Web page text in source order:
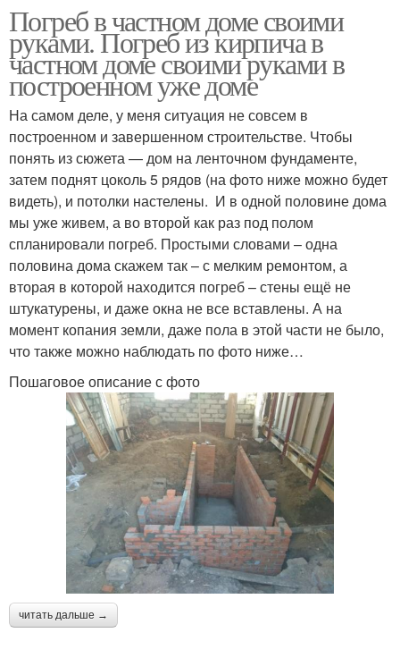
Погреб в частном доме своими
руками. Погреб из кирпича в
частном доме своими руками в
построенном уже доме
На самом деле, у меня ситуация не совсем в
построенном и завершенном строительстве. Чтобы
понять из сюжета — дом на ленточном фундаменте,
затем поднят цоколь 5 рядов (на фото ниже можно будет
видеть), и потолки настелены. И в одной половине дома
мы уже живем, а во второй как раз под полом
спланировали погреб. Простыми словами – одна
половина дома скажем так – с мелким ремонтом, а
вторая в которой находится погреб – стены ещё не
штукатурены, и даже окна не все вставлены. А на
момент копания земли, даже пола в этой части не было,
что также можно наблюдать по фото ниже…
Пошаговое описание с фото
читать дальше →